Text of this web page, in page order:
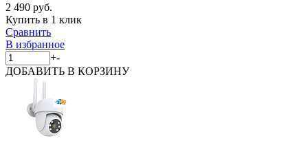
2 490 руб.
Купить в 1 клик
Сравнить
В избранное
+-
ДОБАВИТЬ В КОРЗИНУ